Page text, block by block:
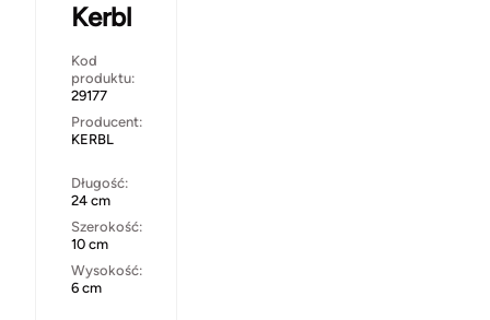
Kerbl
Kod
produktu:
29177
Producent:
KERBL
Długość:
24 cm
Szerokość:
10 cm
Wysokość:
6 cm